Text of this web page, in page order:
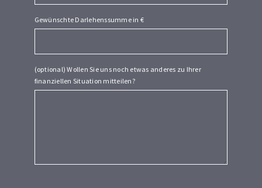
Gewünschte Darlehenssumme in €
(optional) Wollen Sie uns noch etwas anderes zu Ihrer
finanziellen Situation mitteilen?